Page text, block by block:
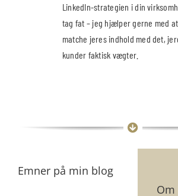
LinkedIn-strategien i din
tag fat – jeg hjælper gerne med at
matche jeres indhold med det,
kunder faktisk vægter.
Emner på min blog
Om